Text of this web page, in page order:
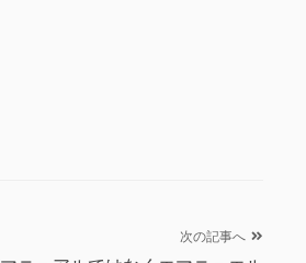
次の記事へ